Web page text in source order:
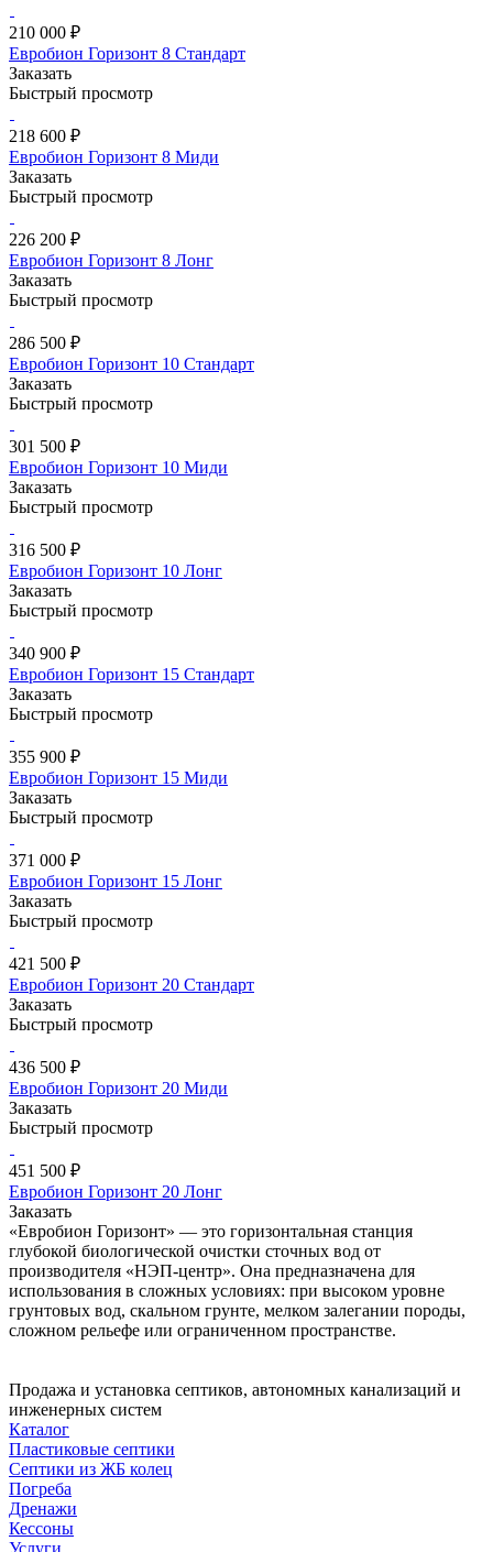
210 000 ₽
Евробион Горизонт 8 Стандарт
Заказать
Быстрый просмотр
218 600 ₽
Евробион Горизонт 8 Миди
Заказать
Быстрый просмотр
226 200 ₽
Евробион Горизонт 8 Лонг
Заказать
Быстрый просмотр
286 500 ₽
Евробион Горизонт 10 Стандарт
Заказать
Быстрый просмотр
301 500 ₽
Евробион Горизонт 10 Миди
Заказать
Быстрый просмотр
316 500 ₽
Евробион Горизонт 10 Лонг
Заказать
Быстрый просмотр
340 900 ₽
Евробион Горизонт 15 Стандарт
Заказать
Быстрый просмотр
355 900 ₽
Евробион Горизонт 15 Миди
Заказать
Быстрый просмотр
371 000 ₽
Евробион Горизонт 15 Лонг
Заказать
Быстрый просмотр
421 500 ₽
Евробион Горизонт 20 Стандарт
Заказать
Быстрый просмотр
436 500 ₽
Евробион Горизонт 20 Миди
Заказать
Быстрый просмотр
451 500 ₽
Евробион Горизонт 20 Лонг
Заказать
«Евробион Горизонт» — это горизонтальная станция
глубокой биологической очистки сточных вод от
производителя «НЭП-центр». Она предназначена для
использования в сложных условиях: при высоком уровне
грунтовых вод, скальном грунте, мелком залегании породы,
сложном рельефе или ограниченном пространстве.
Продажа и установка септиков, автономных канализаций и
инженерных систем
Каталог
Пластиковые септики
Септики из ЖБ колец
Погреба
Дренажи
Кессоны
Услуги